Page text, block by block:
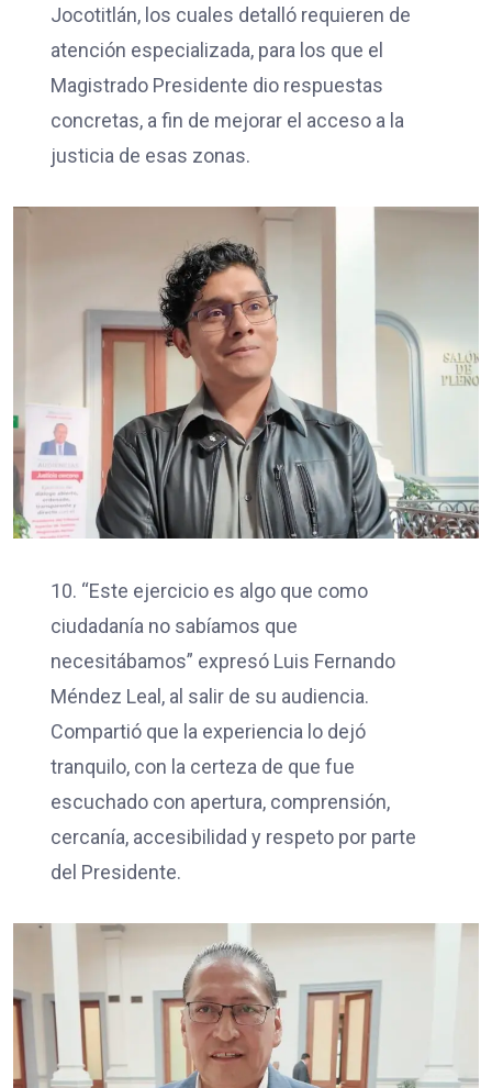
Jocotitlán, los cuales detalló requieren de
atención especializada, para los que el
Magistrado Presidente dio respuestas
concretas, a fin de mejorar el acceso a la
justicia de esas zonas.
10. “Este ejercicio es algo que como
ciudadanía no sabíamos que
necesitábamos” expresó Luis Fernando
Méndez Leal, al salir de su audiencia.
Compartió que la experiencia lo dejó
tranquilo, con la certeza de que fue
escuchado con apertura, comprensión,
cercanía, accesibilidad y respeto por parte
del Presidente.